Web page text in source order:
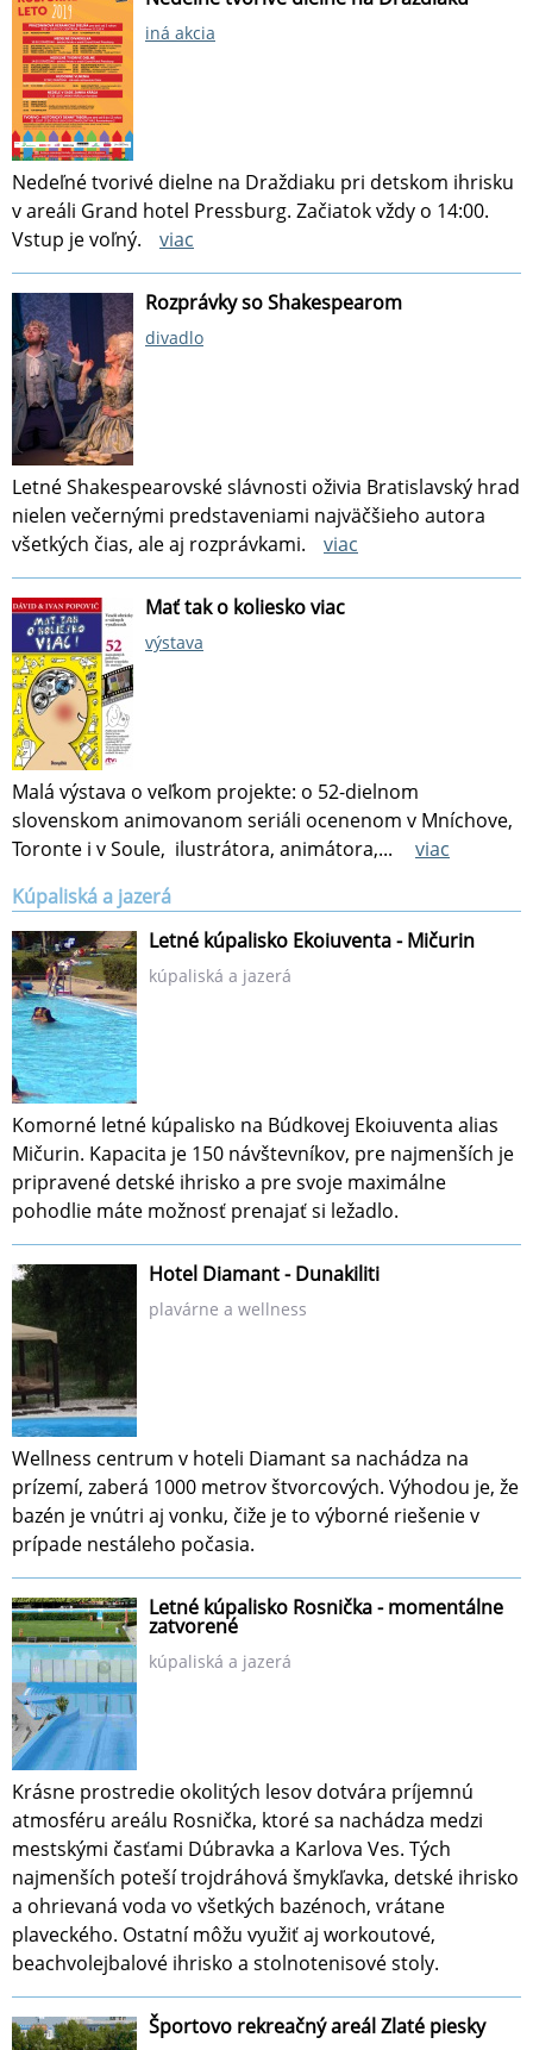
iná akcia
Nedeľné tvorivé dielne na Draždiaku pri detskom ihrisku
v areáli Grand hotel Pressburg. Začiatok vždy o 14:00.
Vstup je voľný.
viac
Rozprávky so Shakespearom
divadlo
Letné Shakespearovské slávnosti oživia Bratislavský hrad
nielen večernými predstaveniami najväčšieho autora
všetkých čias, ale aj rozprávkami.
viac
Mať tak o koliesko viac
výstava
Malá výstava o veľkom projekte: o 52-dielnom
slovenskom animovanom seriáli ocenenom v Mníchove,
Toronte i v Soule, ilustrátora, animátora,...
viac
Kúpaliská a jazerá
Letné kúpalisko Ekoiuventa - Mičurin
kúpaliská a jazerá
Komorné letné kúpalisko na Búdkovej Ekoiuventa alias
Mičurin. Kapacita je 150 návštevníkov, pre najmenších je
pripravené detské ihrisko a pre svoje maximálne
pohodlie máte možnosť prenajať si ležadlo.
Hotel Diamant - Dunakiliti
plavárne a wellness
Wellness centrum v hoteli Diamant sa nachádza na
prízemí, zaberá 1000 metrov štvorcových. Výhodou je, že
bazén je vnútri aj vonku, čiže je to výborné riešenie v
prípade nestáleho počasia.
Letné kúpalisko Rosnička - momentálne
zatvorené
kúpaliská a jazerá
Krásne prostredie okolitých lesov dotvára príjemnú
atmosféru areálu Rosnička, ktoré sa nachádza medzi
mestskými časťami Dúbravka a Karlova Ves. Tých
najmenších poteší trojdráhová šmykľavka, detské ihrisko
a ohrievaná voda vo všetkých bazénoch, vrátane
plaveckého. Ostatní môžu využiť aj workoutové,
beachvolejbalové ihrisko a stolnotenisové stoly.
Športovo rekreačný areál Zlaté piesky